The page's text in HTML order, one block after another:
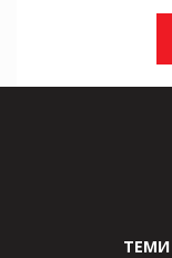
ТЕМИ